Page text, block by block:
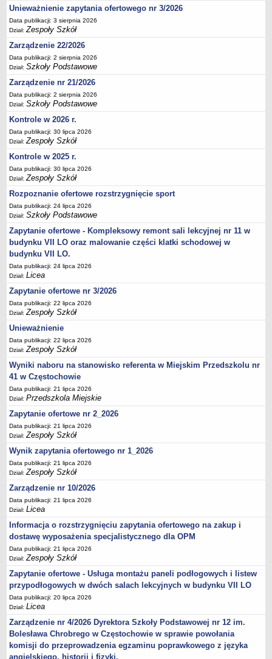
Unieważnienie zapytania ofertowego nr 3/2026
Data publikacji: 3 sierpnia 2026
Dział:Zespoły Szkół
Zarządzenie 22/2026
Data publikacji: 2 sierpnia 2026
Dział:Szkoły Podstawowe
Zarządzenie nr 21/2026
Data publikacji: 2 sierpnia 2026
Dział:Szkoły Podstawowe
Kontrole w 2026 r.
Data publikacji: 30 lipca 2026
Dział:Zespoły Szkół
Kontrole w 2025 r.
Data publikacji: 30 lipca 2026
Dział:Zespoły Szkół
Rozpoznanie ofertowe rozstrzygnięcie sport
Data publikacji: 24 lipca 2026
Dział:Szkoły Podstawowe
Zapytanie ofertowe - Kompleksowy remont sali lekcyjnej nr 11 w
budynku VII LO oraz malowanie części klatki schodowej w
budynku VII LO.
Data publikacji: 24 lipca 2026
Dział:Licea
Zapytanie ofertowe nr 3/2026
Data publikacji: 22 lipca 2026
Dział:Zespoły Szkół
Unieważnienie
Data publikacji: 22 lipca 2026
Dział:Zespoły Szkół
Wyniki naboru na stanowisko referenta w Miejskim Przedszkolu nr
41 w Częstochowie
Data publikacji: 21 lipca 2026
Dział:Przedszkola Miejskie
Zapytanie ofertowe nr 2_2026
Data publikacji: 21 lipca 2026
Dział:Zespoły Szkół
Wynik zapytania ofertowego nr 1_2026
Data publikacji: 21 lipca 2026
Dział:Zespoły Szkół
Zarządzenie nr 10/2026
Data publikacji: 21 lipca 2026
Dział:Licea
Informacja o rozstrzygnięciu zapytania ofertowego na zakup i
dostawę wyposażenia specjalistycznego dla OPM
Data publikacji: 21 lipca 2026
Dział:Zespoły Szkół
Zapytanie ofertowe - Usługa montażu paneli podłogowych i listew
przypodłogowych w dwóch salach lekcyjnych w budynku VII LO
Data publikacji: 20 lipca 2026
Dział:Licea
Zarządzenie nr 4/2026 Dyrektora Szkoły Podstawowej nr 12 im.
Bolesława Chrobrego w Częstochowie w sprawie powołania
komisji do przeprowadzenia egzaminu poprawkowego z języka
angielskiego, historii i fizyki.